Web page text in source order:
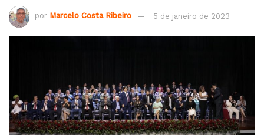
por Marcelo Costa Ribeiro 5 de janeiro de 2023